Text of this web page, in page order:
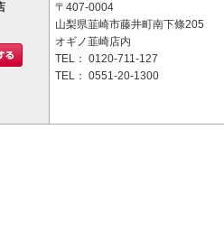
〒407-0004
山梨県韮崎市藤井町南下條205
オギノ韮崎店内
TEL： 0120-711-127
TEL： 0551-20-1300